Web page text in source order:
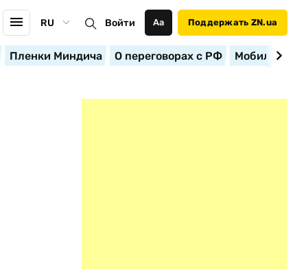
RU Войти Аа Поддержать ZN.ua
Пленки Миндича О переговорах с РФ